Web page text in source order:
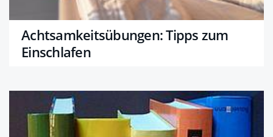
Achtsamkeitsübungen: Tipps zum
Einschlafen